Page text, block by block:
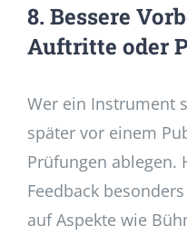
8. Bessere
Auftritte oder
Wer ein Instrument
später vor einem
Prüfungen ablegen.
Feedback
auf Aspekte wie